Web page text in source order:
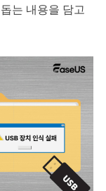
는 내용을 담고